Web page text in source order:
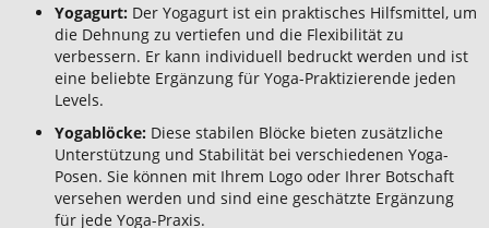
Yogagurt: Der Yogagurt ist ein praktisches Hilfsmittel, um
die Dehnung zu vertiefen und die Flexibilität zu
verbessern. Er kann individuell bedruckt werden und ist
eine beliebte Ergänzung für Yoga-Praktizierende jeden
Levels.
Yogablöcke: Diese stabilen Blöcke bieten zusätzliche
Unterstützung und Stabilität bei verschiedenen Yoga-
Posen. Sie können mit Ihrem Logo oder Ihrer Botschaft
versehen werden und sind eine geschätzte Ergänzung
für jede Yoga-Praxis.